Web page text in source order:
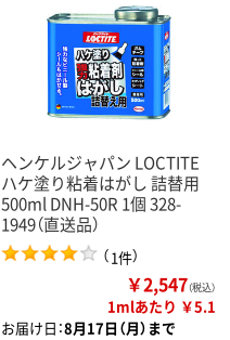
ヘンケルジャパン LOCTITE
ハケ塗り粘着はがし 詰替用
500ml DNH-50R 1個 328-
1949（直送品）
（1件）
￥2,547（税込）
1mlあたり ￥5.1
お届け日：8月17日（月）まで